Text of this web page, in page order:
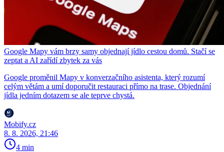
Google Mapy vám brzy samy objednají jídlo cestou domů. Stačí se
zeptat a AI zařídí zbytek za vás
Google proměnil Mapy v konverzačního asistenta, který rozumí
celým větám a umí doporučit restauraci přímo na trase. Objednání
jídla jedním dotazem se ale teprve chystá.
Mobify.cz
8. 8. 2026, 21:46
4 min